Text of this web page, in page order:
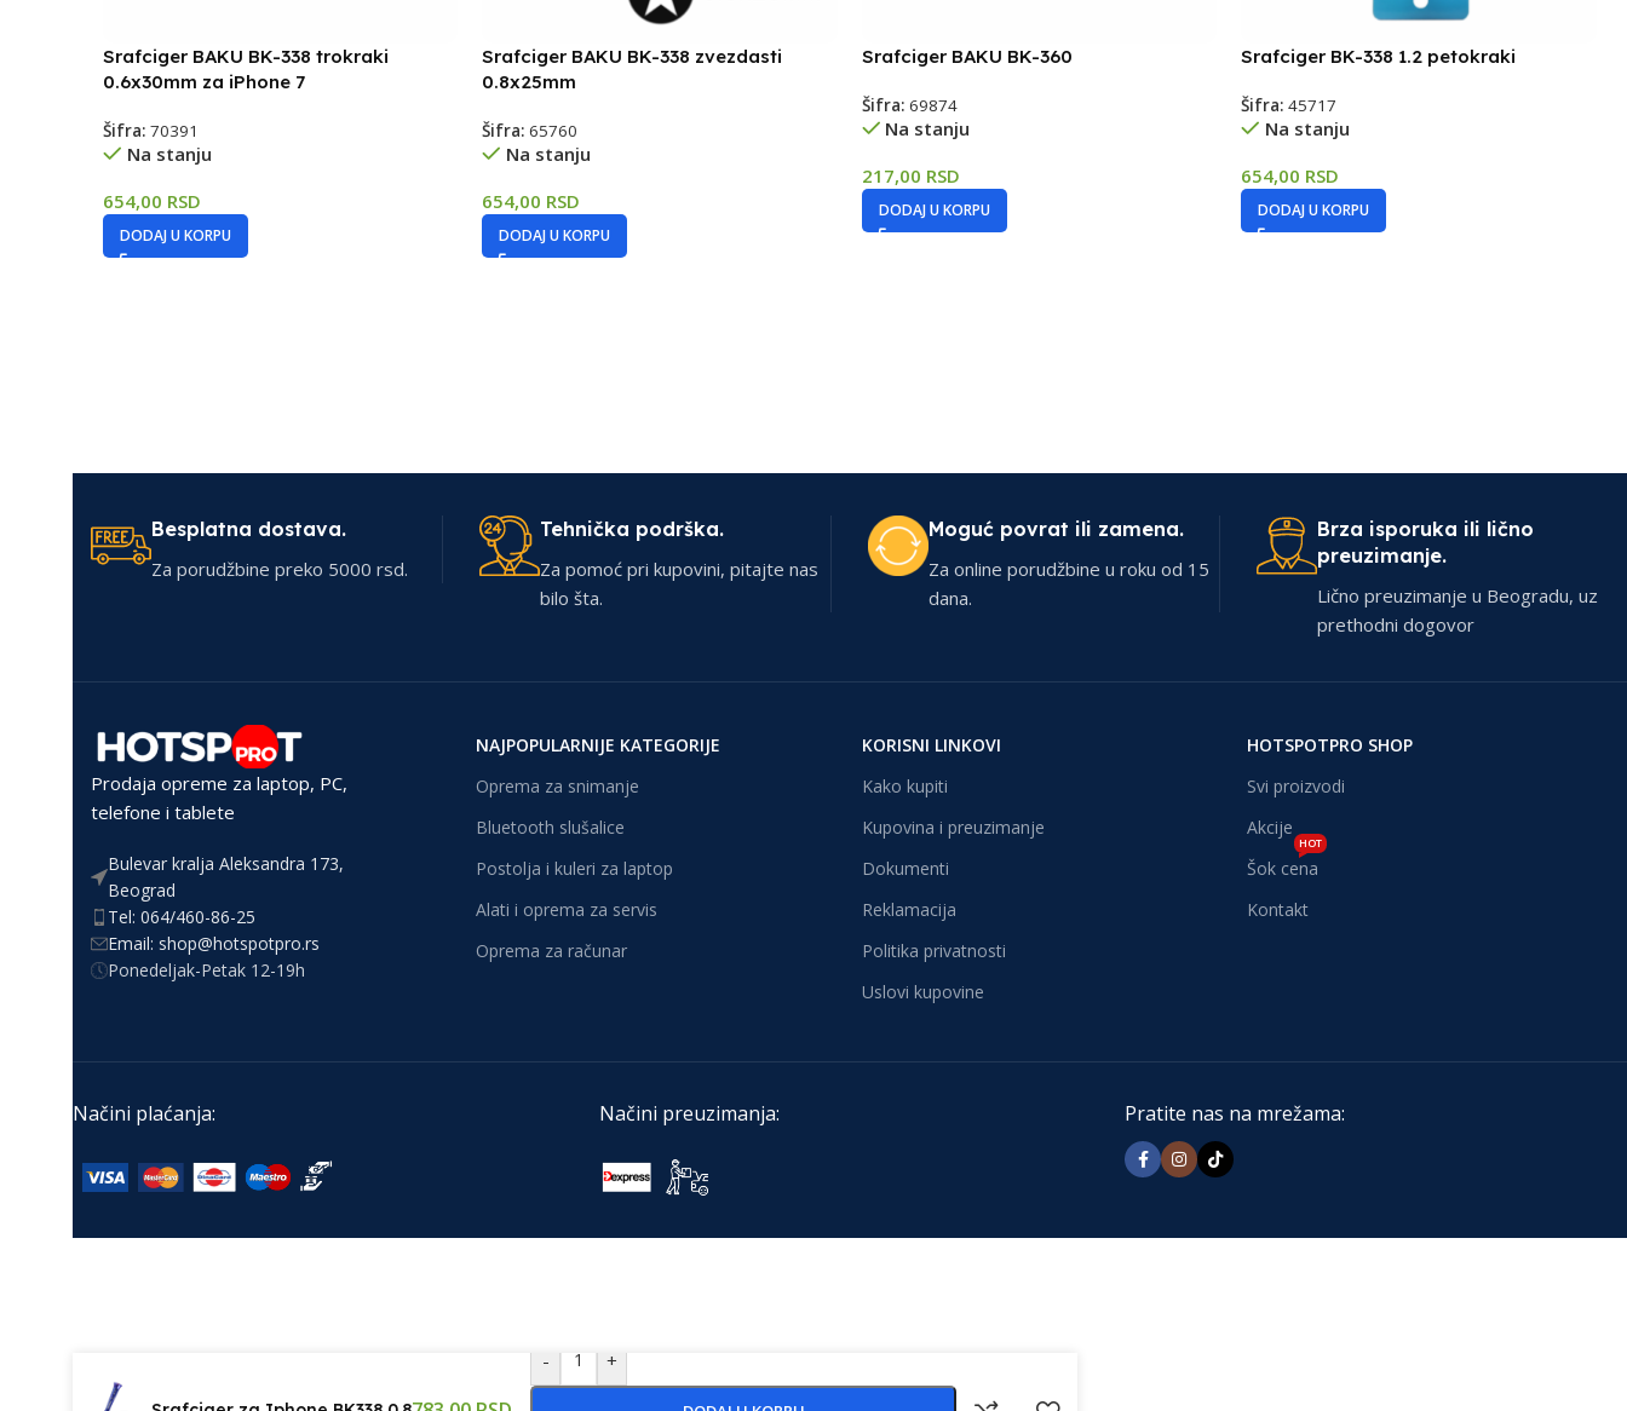
Srafciger BAKU BK-338 trokraki
0.6x30mm za iPhone 7
Šifra: 70391
Na stanju
654,00 RSD
DODAJ U KORPU
Srafciger BAKU BK-338 zvezdasti
0.8x25mm
Šifra:65760
Na stanju
654,00 RSD
DODAJ U KORPU
Srafciger BAKU BK-360
Šifra: 69874
Na stanju
217,00 RSD
DODAJ U KORPU
Srafciger BK-338 1.2 petokraki
Šifra:45717
Na stanju
654,00 RSD
DODAJ U KORPU
Besplatna dostava.
Za porudžbine preko 5000 rsd.
Tehnička podrška.
Za pomoć pri kupovini, pitajte nas
bilo šta.
Moguć povrat ili zamena.
Za online porudžbine u roku od 15
dana.
Brza isporuka ili lično
preuzimanje.
Lično preuzimanje u Beogradu, uz
prethodni dogovor
Prodaja opreme za laptop, PC,
telefone i tablete
Bulevar kralja Aleksandra 173,
Beograd
Tel: 064/460-86-25
Email: shop@hotspotpro.rs
Ponedeljak-Petak 12-19h
NAJPOPULARNIJE KATEGORIJE
Oprema za snimanje
Bluetooth slušalice
Postolja i kuleri za laptop
Alati i oprema za servis
Oprema za računar
KORISNI LINKOVI
Kako kupiti
Kupovina i preuzimanje
Dokumenti
Reklamacija
Politika privatnosti
Uslovi kupovine
HOTSPOTPRO SHOP
Svi proizvodi
Akcije
Šok cena
HOT
Kontakt
Načini plaćanja: Načini preuzimanja: Pratite nas na mrežama:
- +